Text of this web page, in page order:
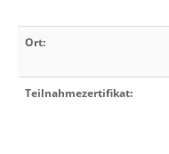
Ort:
Teilnahmezertifikat: